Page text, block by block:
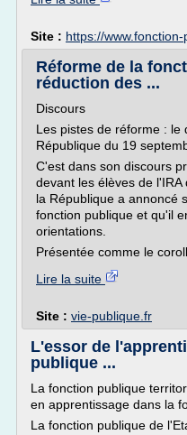
Site : https://
Réforme de la
réduction des ...
Discours
Les pistes de réforme : le
République du 19
C'est dans son discours
devant les élèves de
la République a annoncé
fonction publique et qu'il
orientations.
Présentée comme le
Lire la suite
Site : vie-publique.fr
L'essor de
publique ...
La fonction publique
en apprentissage dans la
La fonction publique de